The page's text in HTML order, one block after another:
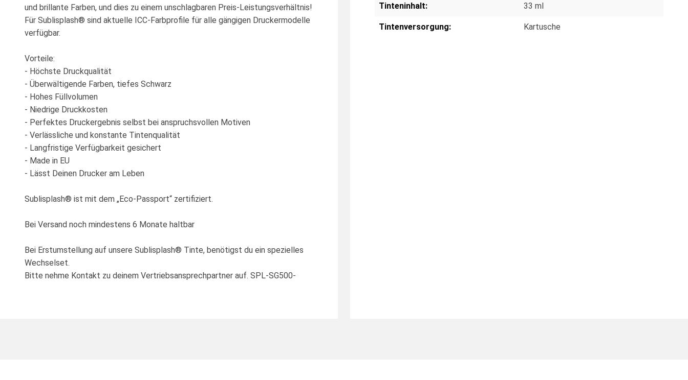
und brillante Farben, und dies zu einem unschlagbaren Preis-Leistungsverhältnis!
Für Sublisplash® sind aktuelle ICC-Farbprofile für alle gängigen Druckermodelle
verfügbar.
Vorteile:
- Höchste Druckqualität
- Überwältigende Farben, tiefes Schwarz
- Hohes Füllvolumen
- Niedrige Druckkosten
- Perfektes Druckergebnis selbst bei anspruchsvollen Motiven
- Verlässliche und konstante Tintenqualität
- Langfristige Verfügbarkeit gesichert
- Made in EU
- Lässt Deinen Drucker am Leben
Sublisplash® ist mit dem „Eco-Passport“ zertifiziert.
Bei Versand noch mindestens 6 Monate haltbar
Bei Erstumstellung auf unsere Sublisplash® Tinte, benötigst du ein spezielles
Wechselset.
Bitte nehme Kontakt zu deinem Vertriebsansprechpartner auf. SPL-SG500-
Tinteninhalt: 33 ml
Tintenversorgung: Kartusche